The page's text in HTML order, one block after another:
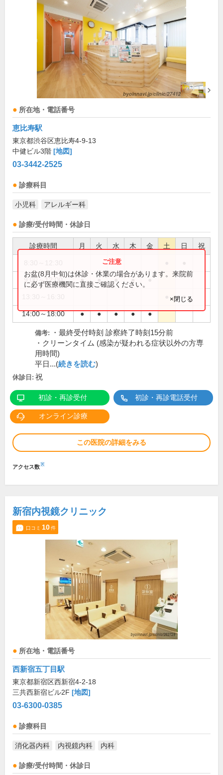
所在地・電話番号
恵比寿駅
東京都渋谷区恵比寿4-9-13
中健ビル3階 [地図]
03-3442-2525
診療科目
小児科 アレルギー科
診療/受付時間・休診日
診療時間 月 火 水 木 金 土 日 祝
9:00～12:00 ● ● ● ● ●
●
14:00～18:00 ● ● ● ● ●
お盆(8月中旬)は休診・休業の場合があります。来院前
に必ず医療機関に直接ご確認ください。
×閉じる
備考:
・最終受付時刻 診察終了時刻15分前
・クリーンタイム (感染が疑われる症状以外の方専
用時間)
平日...(続きを読む)
休診日: 祝
初診・再診受付 初診・再診電話受付
オンライン診療
この医院の詳細をみる
アクセス数※
新宿内視鏡クリニック
口コミ 10件
所在地・電話番号
西新宿五丁目駅
東京都新宿区西新宿4-2-18
三共西新宿ビル2F [地図]
03-6300-0385
診療科目
消化器内科 内視鏡内科 内科
診療/受付時間・休診日